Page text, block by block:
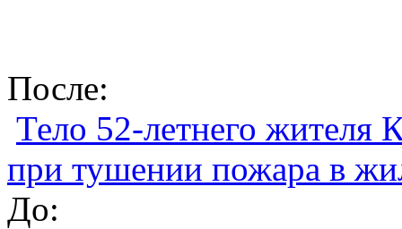
После:
Тело 52-летнего жителя
при тушении пожара в
До: